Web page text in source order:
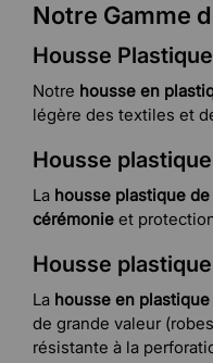
Notre Gamme
Housse
Notre housse en
légère des textiles et
Housse
La housse plastique de
cérémonie et
Housse
La housse en
de grande valeur
résistante à la